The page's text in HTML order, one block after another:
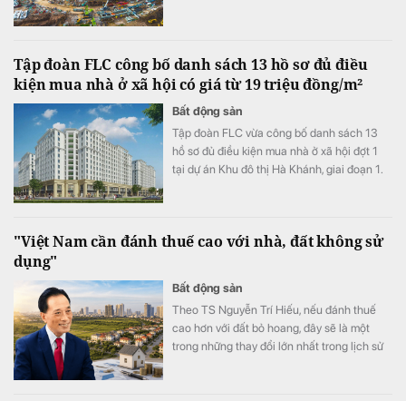
Tập đoàn FLC công bố danh sách 13 hồ sơ đủ điều
kiện mua nhà ở xã hội có giá từ 19 triệu đồng/m²
Bất động sản
Tập đoàn FLC vừa công bố danh sách 13
hồ sơ đủ điều kiện mua nhà ở xã hội đợt 1
tại dự án Khu đô thị Hà Khánh, giai đoạn 1.
"Việt Nam cần đánh thuế cao với nhà, đất không sử
dụng"
Bất động sản
Theo TS Nguyễn Trí Hiếu, nếu đánh thuế
cao hơn với đất bỏ hoang, đây sẽ là một
trong những thay đổi lớn nhất trong lịch sử